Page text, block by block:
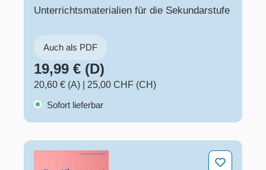
Unterrichtsmaterialien für die Sekundarstufe
Auch als PDF
19,99 € (D)
20,60 € (A)
25,00 CHF (CH)
Sofort lieferbar
Der Klassenrat